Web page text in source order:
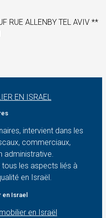
RUE ALLENBY TEL AVIV **
intervient dans les
commerciaux,
tous les aspects liés à
en Israël.
en Israel
en Israël